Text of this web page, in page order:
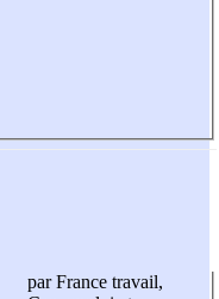
par France travail,